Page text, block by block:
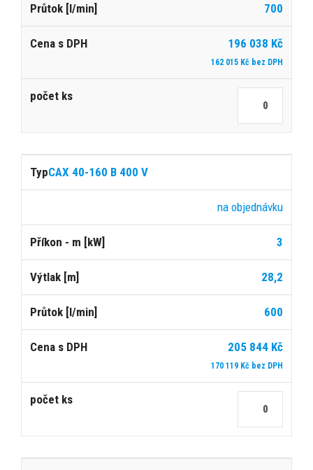
700
196 038 Kč
162 015 Kč bez DPH
CAX 40-160 B 400 V
na objednávku
3
28,2
600
205 844 Kč
170 119 Kč bez DPH